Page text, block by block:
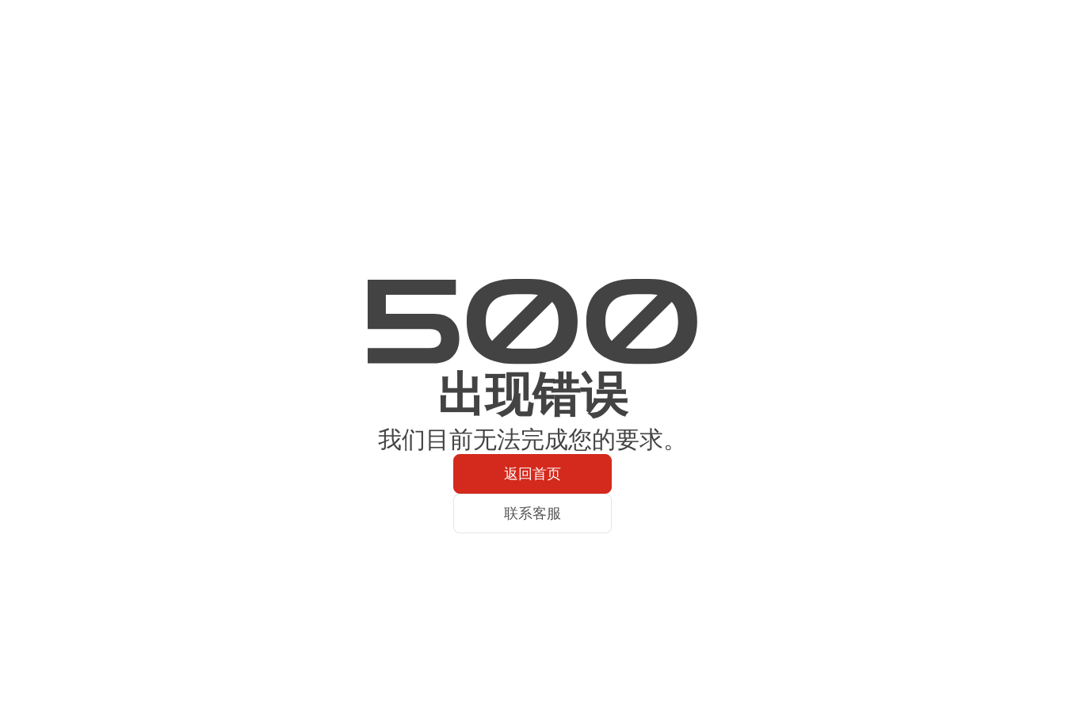
出现错误
我们目前无法完成您的要求。
返回首页
联系客服